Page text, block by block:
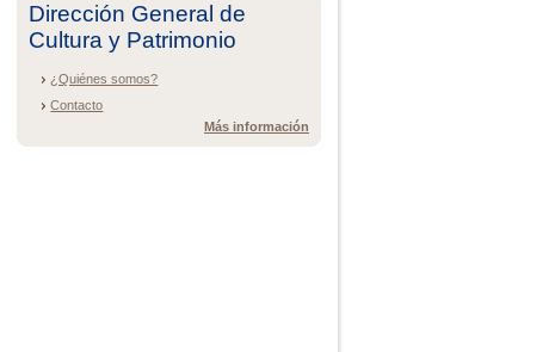
Dirección General de
Cultura y Patrimonio
¿Quiénes somos?
Contacto
Más información